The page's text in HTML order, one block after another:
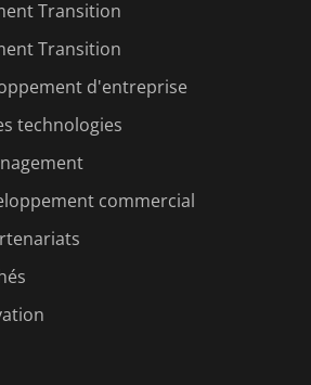
Transition
Transition
d'entreprise
technologies
commercial